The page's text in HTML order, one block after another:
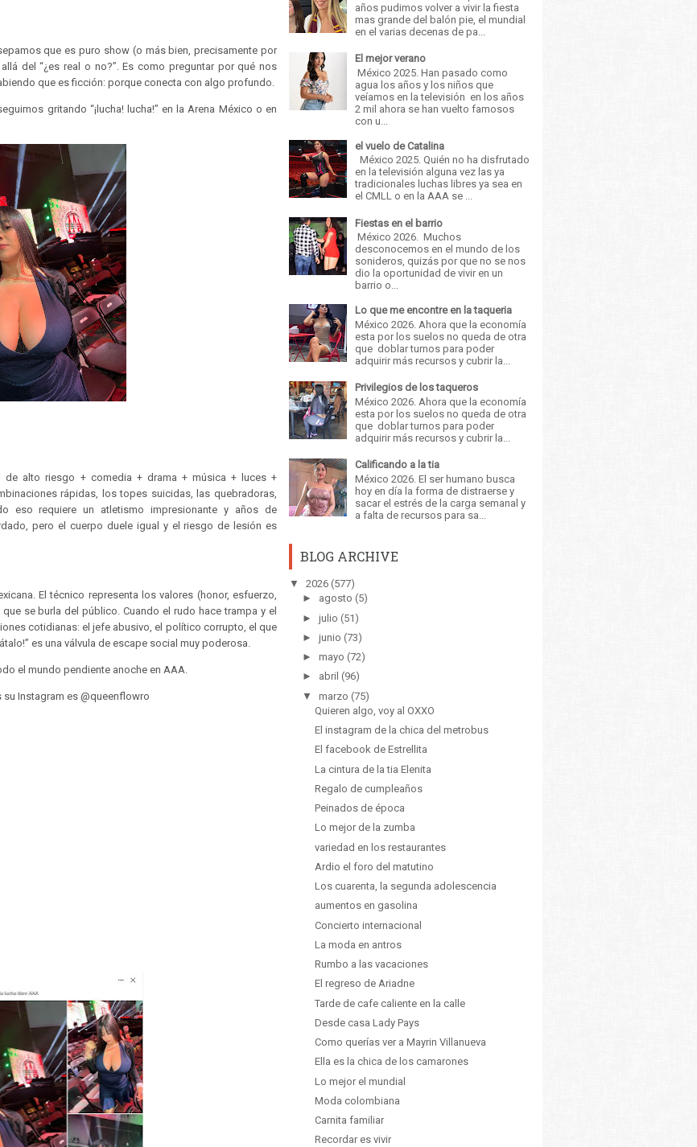
que es puro show (o más bien, precisamente por
del “¿es real o no?”. Es como preguntar por qué nos
que es ficción: porque conecta con algo profundo.
gritando “¡lucha! lucha!” en la Arena México o en
de alto riesgo + comedia + drama + música + luces +
rápidas, los topes suicidas, las quebradoras,
eso requiere un atletismo impresionante y años de
pero el cuerpo duele igual y el riesgo de lesión es
El técnico representa los valores (honor, esfuerzo,
se burla del público. Cuando el rudo hace trampa y el
cotidianas: el jefe abusivo, el político corrupto, el que
es una válvula de escape social muy poderosa.
el mundo pendiente anoche en AAA.
Instagram es @queenflowro
años pudimos volver a vivir la fiesta
mas grande del balón pie, el mundial
en el varias decenas de pa...
El mejor verano
México 2025. Han pasado como
agua los años y los niños que
veíamos en la televisión en los años
2 mil ahora se han vuelto famosos
con u...
el vuelo de Catalina
México 2025. Quién no ha disfrutado
en la televisión alguna vez las ya
tradicionales luchas libres ya sea en
el CMLL o en la AAA se ...
Fiestas en el barrio
México 2026. Muchos
desconocemos en el mundo de los
sonideros, quizás por que no se nos
dio la oportunidad de vivir en un
barrio o...
Lo que me encontre en la taqueria
México 2026. Ahora que la economía
esta por los suelos no queda de otra
que doblar turnos para poder
adquirir más recursos y cubrir la...
Privilegios de los taqueros
México 2026. Ahora que la economía
esta por los suelos no queda de otra
que doblar turnos para poder
adquirir más recursos y cubrir la...
Calificando a la tia
México 2026. El ser humano busca
hoy en día la forma de distraerse y
sacar el estrés de la carga semanal y
a falta de recursos para sa...
BLOG ARCHIVE
▼ 2026 (577)
► agosto (5)
► julio (51)
► junio (73)
► mayo (72)
► abril (96)
▼
marzo (75)
Quieren algo, voy al OXXO
El instagram de la chica del metrobus
El facebook de Estrellita
La cintura de la tia Elenita
Regalo de cumpleaños
Peinados de época
Lo mejor de la zumba
variedad en los restaurantes
Ardio el foro del matutino
Los cuarenta, la segunda adolescencia
aumentos en gasolina
Concierto internacional
La moda en antros
Rumbo a las vacaciones
El regreso de Ariadne
Tarde de cafe caliente en la calle
Desde casa Lady Pays
Como querías ver a Mayrin Villanueva
Ella es la chica de los camarones
Lo mejor el mundial
Moda colombiana
Carnita familiar
Recordar es vivir